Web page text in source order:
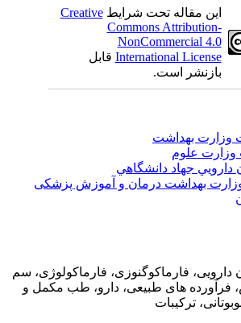
این مقاله تحت شرایط Creative
Commons Attribution-
NonCommercial 4.0
International Licenseقابل
بازنشر است.
بهداشت
علوم
جهاد دانشگاهي
بهداشت درمان و آموزش پزشکی
فارماکوگنوزی، فارماکولوژی، سم
های طبیعی، دارو، طب مکمل و
ترکیبات